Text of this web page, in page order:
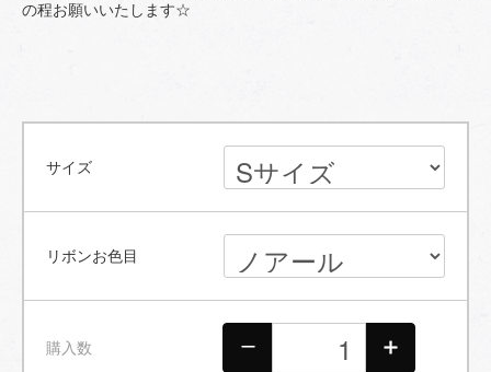
の程お願いいたします☆
サイズ
リボンお色目
購入数